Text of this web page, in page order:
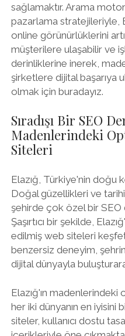
sağlamaktır. Arama
pazarlama stratejileriyle,
online görünürlüklerini
müşterilere ulaşabilir ve
derinliklerine inerek,
şirketlere dijital başarıya
olmak için buradayız.
Sıradışı Bir SEO
Madenlerindeki
Siteleri
Elazığ, Türkiye'nin doğu
Doğal güzellikleri ve
şehirde çok özel bir SEO
Şaşırtıcı bir şekilde,
edilmiş web siteleri
benzersiz deneyim,
dijital dünyayla
Elazığ'ın
her iki dünyanın en iyisini
siteler, kullanıcı dostu